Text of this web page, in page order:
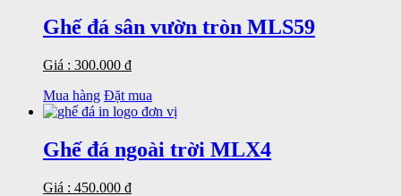
Ghế đá sân vườn tròn MLS59
Giá : 300.000 đ
Mua hàng Đặt mua
Ghế đá ngoài trời MLX4
Giá : 450.000 đ